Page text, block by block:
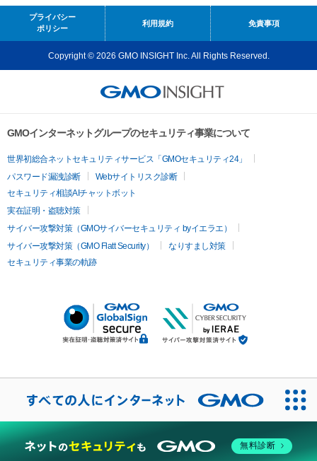
プライバシー
ポリシー
利用規約 免責事項
Copyright © 2026 GMO INSIGHT Inc. All Rights Reserved.
GMOインターネットグループのセキュリティ事業について
世界初総合ネットセキュリティサービス「GMOセキュリティ24」
パスワード漏洩診断
Webサイトリスク診断
セキュリティ相談AIチャットボット
実在証明・盗聴対策
サイバー攻撃対策（GMOサイバーセキュリティ byイエラエ）
サイバー攻撃対策（GMO Flatt Security）
なりすまし対策
セキュリティ事業の軌跡
無料診断